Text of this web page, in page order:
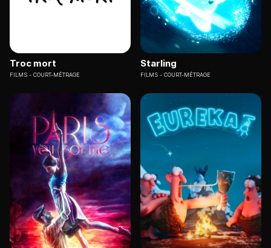
Troc mort
FILMS COURT-MÉTRAGE
Starling
FILMS COURT-MÉTRAGE